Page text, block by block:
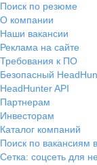
Поиск по резюме
О компании
Наши вакансии
Реклама на сайте
Требования к ПО
Безопасный
HeadHunter API
Партнерам
Инвесторам
Каталог компаний
Поиск по вакансиям
Сетка: соцсеть для